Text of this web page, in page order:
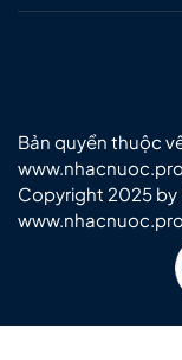
Bản quyền thuộc
www.nhacnuoc.pro
Copyright 2025 by
www.nhacnuoc.pro